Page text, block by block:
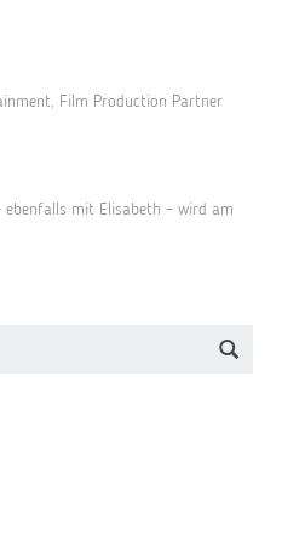
Film Production Partner
ebenfalls mit Elisabeth – wird am